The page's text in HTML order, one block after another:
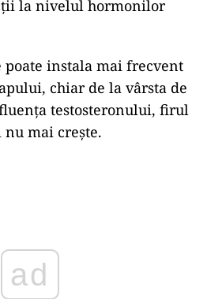
la nivelul hormonilor
poate instala mai frecvent
chiar de la vârsta de
testosteronului, firul
nu mai crește.